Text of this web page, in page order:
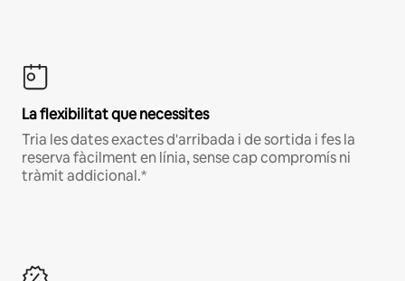
La flexibilitat que necessites
Tria les dates exactes d'arribada i de sortida i fes la
reserva fàcilment en línia, sense cap compromís ni
tràmit addicional.*